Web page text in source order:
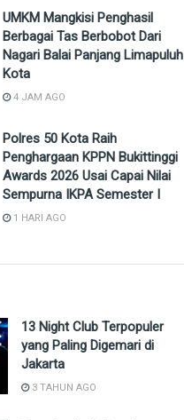
UMKM Mangkisi Penghasil
Berbagai Tas Berbobot Dari
Nagari Balai Panjang Limapuluh
Kota
4 JAM AGO
Polres 50 Kota Raih
Penghargaan KPPN Bukittinggi
Awards 2026 Usai Capai Nilai
Sempurna IKPA Semester I
1 HARI AGO
13 Night Club Terpopuler
yang Paling Digemari di
Jakarta
3 TAHUN AGO